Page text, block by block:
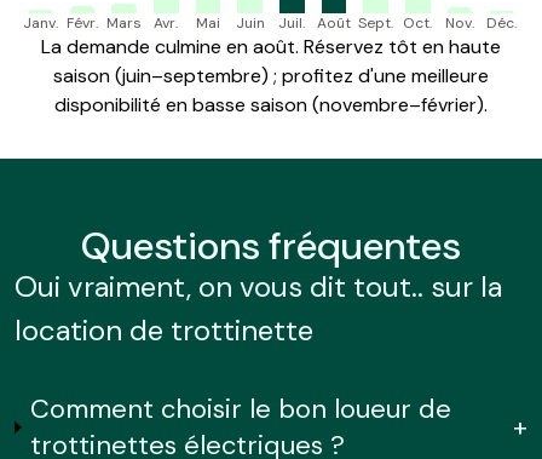
Janv. Févr. Mars Avr. Mai Juin Juil. Août Sept. Oct. Nov. Déc.
La demande culmine en août. Réservez tôt en haute
saison (juin–septembre) ; profitez d'une meilleure
disponibilité en basse saison (novembre–février).
Questionsfréquentes
Oui vraiment, on vous dit tout.. sur la
location de trottinette
Comment choisir le bon loueur de
trottinettes électriques ?
+